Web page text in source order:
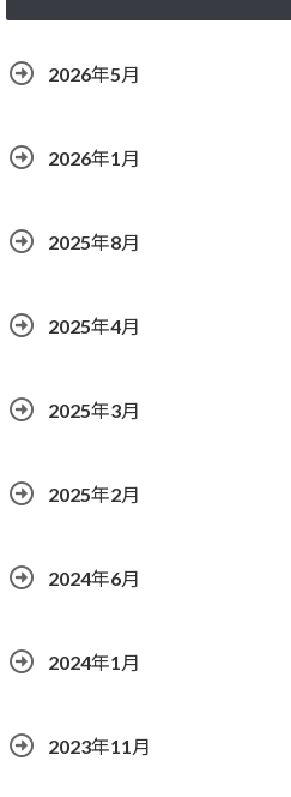
2026年5月
2026年1月
2025年8月
2025年4月
2025年3月
2025年2月
2024年6月
2024年1月
2023年11月